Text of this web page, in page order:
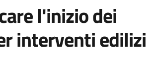
l'inizio dei
interventi edilizi